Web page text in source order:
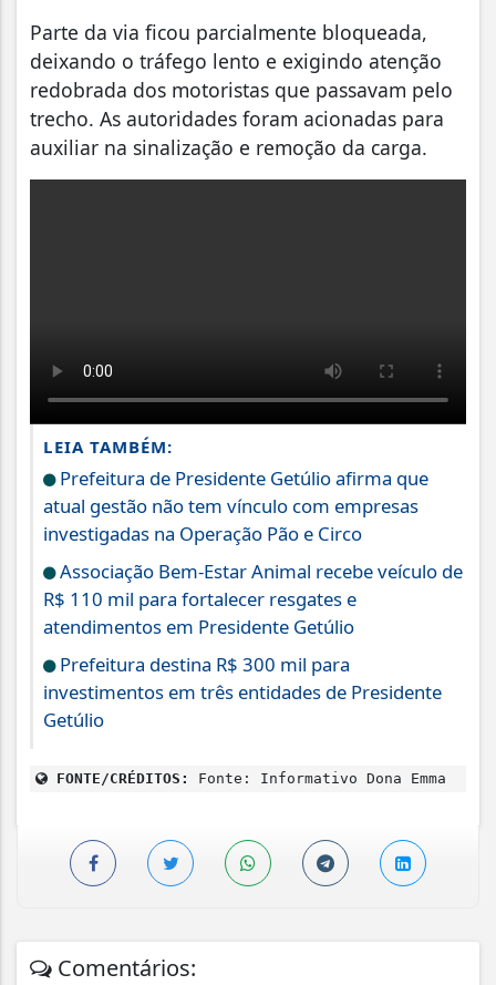
Parte da via ficou parcialmente bloqueada,
deixando o tráfego lento e exigindo atenção
redobrada dos motoristas que passavam pelo
trecho. As autoridades foram acionadas para
auxiliar na sinalização e remoção da carga.
LEIA TAMBÉM:
Prefeitura de Presidente Getúlio afirma que
atual gestão não tem vínculo com empresas
investigadas na Operação Pão e Circo
Associação Bem-Estar Animal recebe veículo de
R$ 110 mil para fortalecer resgates e
atendimentos em Presidente Getúlio
Prefeitura destina R$ 300 mil para
investimentos em três entidades de Presidente
Getúlio
FONTE/CRÉDITOS: Fonte: Informativo Dona Emma
Comentários: